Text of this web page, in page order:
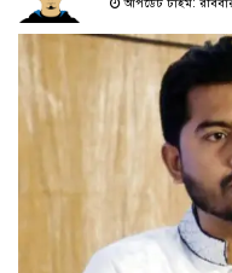
আপডেট টাইম: